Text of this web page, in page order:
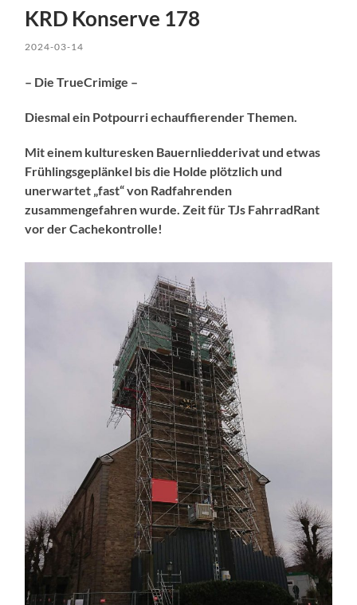
KRD Konserve 178
2024-03-14
– Die TrueCrimige –
Diesmal ein Potpourri echauffierender Themen.
Mit einem kulturesken Bauernliedderivat und etwas
Frühlingsgeplänkel bis die Holde plötzlich und
unerwartet „fast“ von Radfahrenden
zusammengefahren wurde. Zeit für TJs FahrradRant
vor der Cachekontrolle!